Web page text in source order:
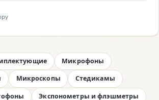
Микрофоны
Микроскопы Стедикамы
Экспонометры и флэшметры